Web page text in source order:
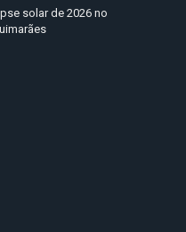
solar de 2026 no